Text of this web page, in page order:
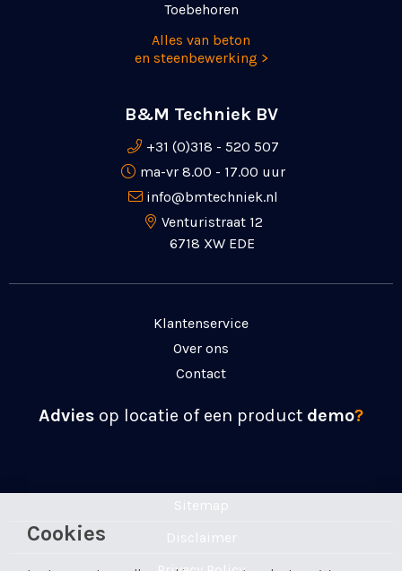
Cookies
Toebehoren
Alles van beton
en steenbewerking >
B&M Techniek BV
+31 (0)318 - 520 507
ma-vr 8.00 - 17.00 uur
info@bmtechniek.nl
Venturistraat 12
6718 XW EDE
Klantenservice
Over ons
Contact
Advies op locatie of een product demo?
Sitemap
Disclaimer